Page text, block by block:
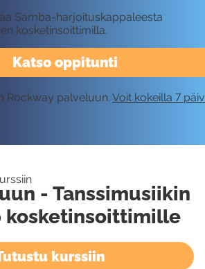
Katso oppitunti
Samba-harjoituskappaleesta
kosketinsoittimilla.
Rockway palveluun. Voit kokeilla 7
- Tanssimusiikin
kosketinsoittimille
kurssiin